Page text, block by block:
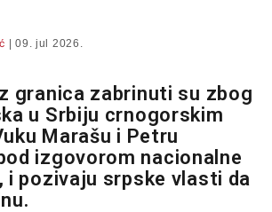
| 09. jul 2026.
granica zabrinuti su zbog
u Srbiju crnogorskim
Marašu i Petru
izgovorom nacionalne
i pozivaju srpske vlasti da